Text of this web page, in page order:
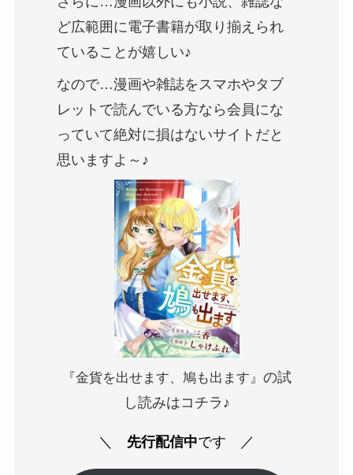
ど広範囲に電子書籍が取り揃えられ
ていることが嬉しい♪
なので…漫画や雑誌をスマホやタブ
レットで読んでいる方なら会員にな
っていて絶対に損はないサイトだと
思いますよ～♪
『金貨を出せます、鳩も出ます』 の試
し読みはコチラ♪
＼ 先行配信中です ／